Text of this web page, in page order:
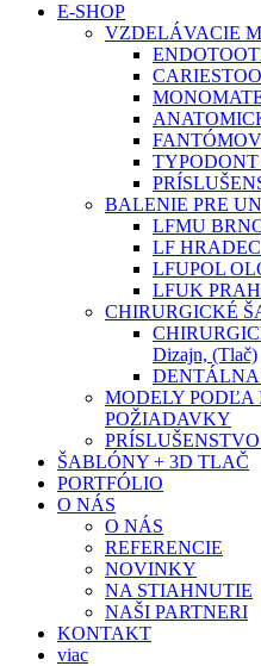
E-SHOP
VZDELÁVACIE
BALENIE PRE
LFMU
LF
LFUPOL
LFUK
CHIRURGICKÉ
Dizajn, (Tlač)
MODELY
POŽIADAVKY
ŠABLÓNY + 3D TLAČ
PORTFÓLIO
O NÁS
O NÁS
REFERENCIE
NOVINKY
NA STIAHNUTIE
NAŠI PARTNERI
KONTAKT
viac